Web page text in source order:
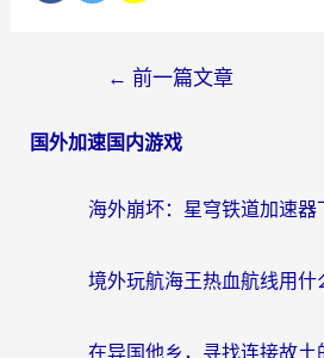
← 前一篇文章
国外加速国内游戏